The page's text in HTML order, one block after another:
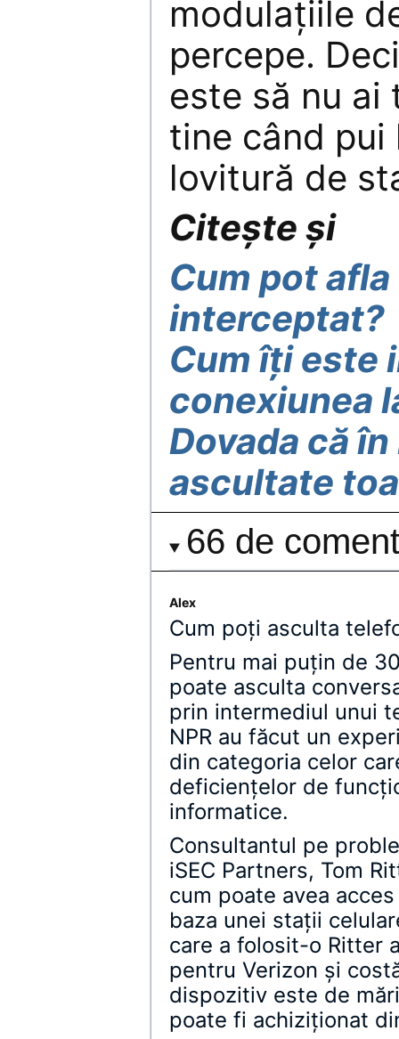
modulaţiile
percepe.
este să nu ai
tine când pui
lovitură de
Citește și
Cum pot
interceptat?
Cum îți este
conexiunea
Dovada că
ascultate
66 de
Alex
Cum poți asculta
Pentru mai puţin de
poate asculta
prin intermediul unui
NPR au făcut un
din categoria celor
deficienţelor de
informatice.
Consultantul pe
iSEC Partners, Tom
cum poate avea
baza unei staţii
care a folosit-o Ritter
pentru Verizon şi
dispozitiv este de
poate fi achiziţionat